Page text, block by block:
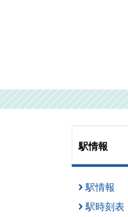
駅情報
駅情報
駅時刻表